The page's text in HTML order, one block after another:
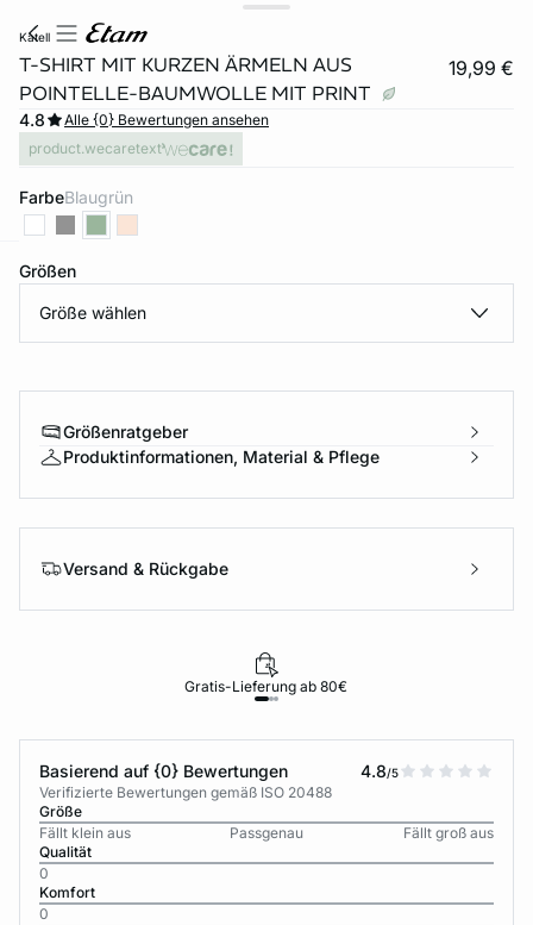
katell
T-SHIRT MIT KURZEN ÄRMELN AUS
POINTELLE-BAUMWOLLE MIT PRINT
19,99 €
4.8
Alle {0} Bewertungen ansehen
product.wecaretext
Farbe blaugrün
Größen
Größe wählen
Größenratgeber
Produktinformationen, Material & Pflege
Versand & Rückgabe
Gratis-Lieferung ab 80€
Basierend auf {0} Bewertungen 4.8/5
Verifizierte Bewertungen gemäß ISO 20488
Größe
Fällt klein aus
Passgenau
Fällt groß aus
Qualität
0
Komfort
0